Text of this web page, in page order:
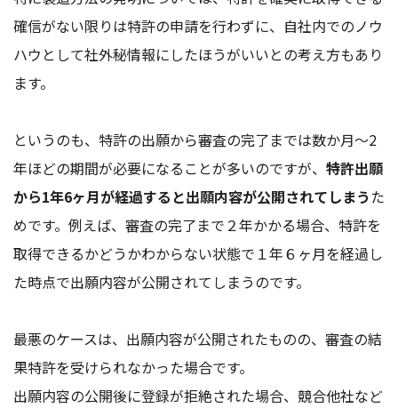
確信がない限りは特許の申請を行わずに、自社内でのノウ
ハウとして社外秘情報にしたほうがいいとの考え方もあり
ます。
というのも、特許の出願から審査の完了までは数か月〜2
年ほどの期間が必要になることが多いのですが、 特許出願
から1年6ヶ月が経過すると出願内容が公開されてしまう た
めです。例えば、審査の完了まで２年かかる場合、特許を
取得できるかどうかわからない状態で１年６ヶ月を経過し
た時点で出願内容が公開されてしまうのです。
最悪のケースは、出願内容が公開されたものの、審査の結
果特許を受けられなかった場合です。
出願内容の公開後に登録が拒絶された場合、競合他社など